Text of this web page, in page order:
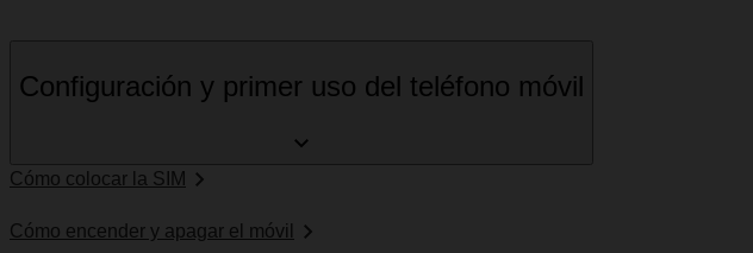
Configuración y primer uso del teléfono móvil
Cómo colocar la SIM
Cómo encender y apagar el móvil